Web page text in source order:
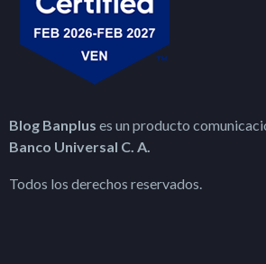
Blog Banplus es un producto
Banco Universal C. A.
Todos los derechos reservados.